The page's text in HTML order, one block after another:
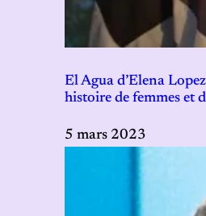
El Agua d’Elena
histoire de femmes et
5 mars 2023